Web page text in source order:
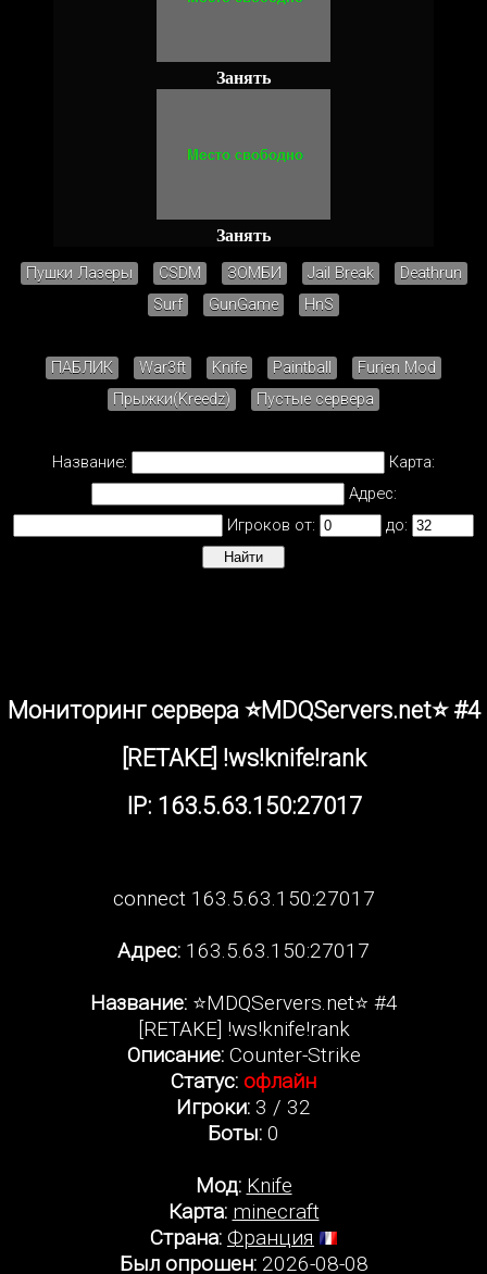
Занять
Занять
Пушки Лазеры CSDM ЗОМБИ Jail Break
Deathrun
Surf
GunGame HnS
ПАБЛИК War3ft Knife Paintball
Furien Mod
Прыжки(Kreedz)
Пустые сервера
Название:
Карта:
Адрес:
Игроков от:
до:
Мониторинг сервера ⭐MDQServers.net⭐ #4
[RETAKE] !ws!knife!rank
IP: 163.5.63.150:27017
connect 163.5.63.150:27017
Адрес: 163.5.63.150:27017
Название:⭐MDQServers.net⭐ #4
[RETAKE] !ws!knife!rank
Описание:Counter-Strike
Статус: офлайн
Игроки: 3 / 32
Боты: 0
Мод: Knife
Карта: minecraft
Страна: Франция
Был опрошен:2026-08-08